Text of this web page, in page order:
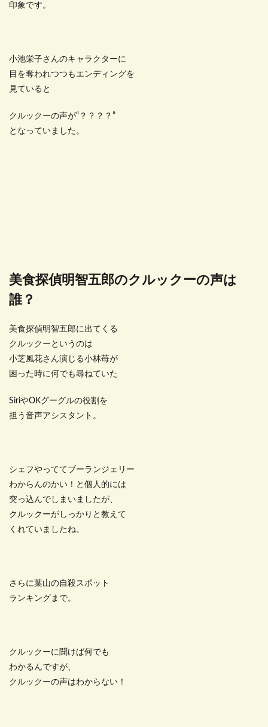
印象です。
小池栄子さんのキャラクターに
目を奪われつつもエンディングを
見ていると
クルックーの声が“？？？？”
となっていました。
美食探偵明智五郎のクルックーの声は
誰？
美食探偵明智五郎に出てくる
クルックーというのは
小芝風花さん演じる小林苺が
困った時に何でも尋ねていた
SiriやOKグーグルの役割を
担う音声アシスタント。
シェフやっててブーランジェリー
わからんのかい！と個人的には
突っ込んでしまいましたが、
クルックーがしっかりと教えて
くれていましたね。
さらに葉山の自殺スポット
ランキングまで。
クルックーに聞けば何でも
わかるんですが、
クルックーの声はわからない！